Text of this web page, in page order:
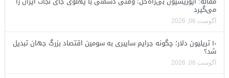
می‌گیرد
آگوست 06, 2026
۱۰ تریلیون دلار؛ چگونه جرایم سایبری به سومین اقتصاد بزرگ جهان تبدیل
شد؟
آگوست 06, 2026